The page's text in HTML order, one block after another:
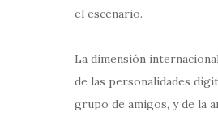
el escenario.
La dimensión
de las personalidades
grupo de amigos, y de la